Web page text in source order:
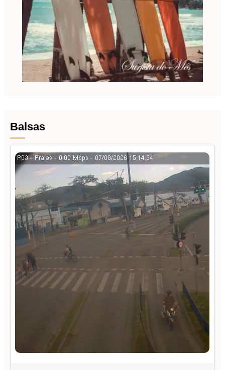
Balsas